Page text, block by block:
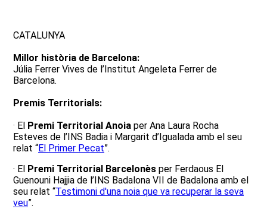
CATALUNYA
Millor història de Barcelona:
Júlia Ferrer Vives de l’Institut Angeleta Ferrer de
Barcelona.
Premis Territorials:
· El Premi Territorial Anoia per Ana Laura Rocha
Esteves de l’INS Badia i Margarit d’Igualada amb el seu
relat “El Primer Pecat”.
· El Premi Territorial Barcelonès per Ferdaous El
Guenouni Hajjia de l’INS Badalona VII de Badalona amb el
seu relat “Testimoni d'una noia que va recuperar la seva
veu”.